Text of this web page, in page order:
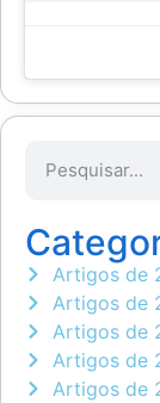
Artigos de
Artigos de
Artigos de
Artigos de
Artigos de